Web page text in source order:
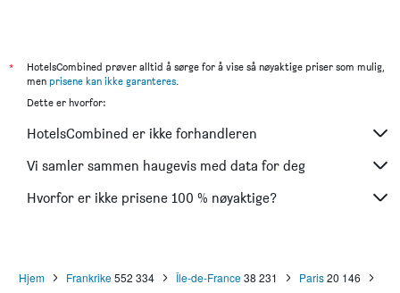
*
HotelsCombined prøver alltid å sørge for å vise så nøyaktige priser som mulig,
men prisene kan ikke garanteres.
Dette er hvorfor:
HotelsCombined er ikke forhandleren
Vi samler sammen haugevis med data for deg
Hvorfor er ikke prisene 100 % nøyaktige?
Hjem Frankrike 552 334 Île-de-France 38 231 Paris 20 146